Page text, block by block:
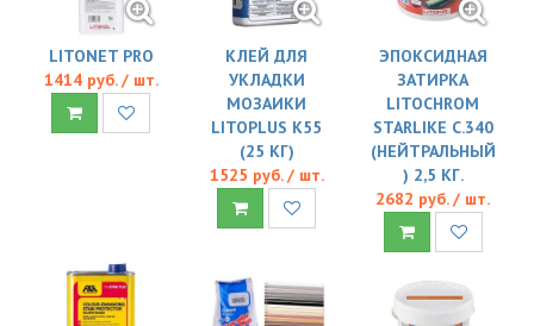
LITONET PRO
1414 руб. / шт.
КЛЕЙ ДЛЯ
УКЛАДКИ
МОЗАИКИ
LITOPLUS K55
(25 КГ)
1525 руб. / шт.
ЭПОКСИДНАЯ
ЗАТИРКА
LITOCHROM
STARLIKE C.340
(НЕЙТРАЛЬНЫЙ
) 2,5 КГ.
2682 руб. / шт.